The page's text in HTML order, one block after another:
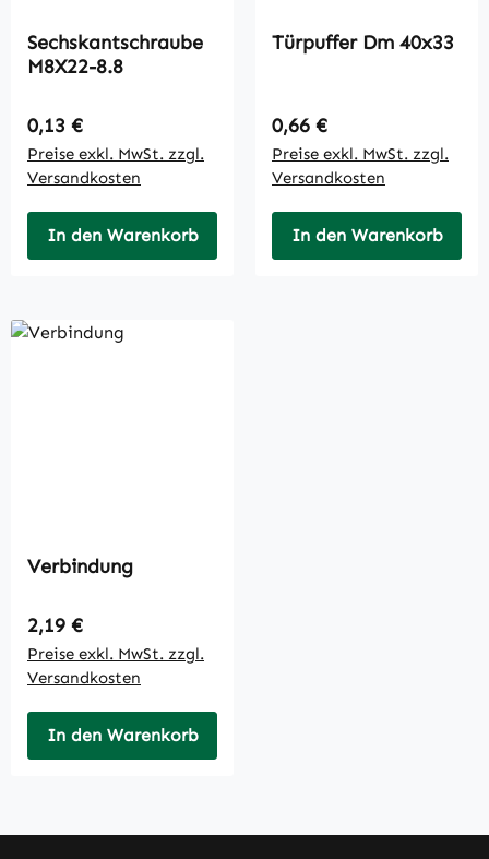
Sechskantschraube
M8X22-8.8
Regulärer Preis:
0,13 €
Preise exkl. MwSt. zzgl.
Versandkosten
In den Warenkorb
Türpuffer Dm 40x33
Regulärer Preis:
0,66 €
Preise exkl. MwSt. zzgl.
Versandkosten
In den Warenkorb
Verbindung
Regulärer Preis:
2,19 €
Preise exkl. MwSt. zzgl.
Versandkosten
In den Warenkorb